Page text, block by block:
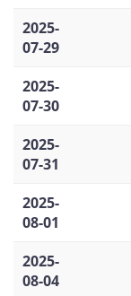
2025-
07-29
2025-
07-30
2025-
07-31
2025-
08-01
2025-
08-04